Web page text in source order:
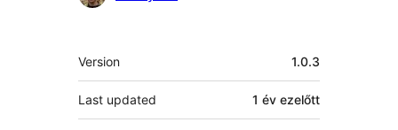
Meta
Version 1.0.3
Last updated 1 év ezelőtt